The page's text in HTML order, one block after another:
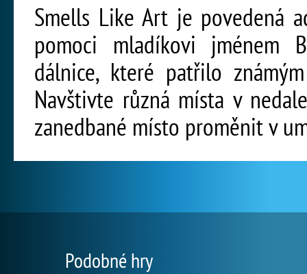
Smells Like Art je povedená
pomoci mladíkovi jménem
dálnice, které patřilo
Navštivte různá místa v
zanedbané místo proměnit v
Podobné hry